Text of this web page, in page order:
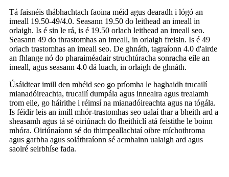
Tá faisnéis thábhachtach faoina méid agus dearadh i lógó an
imeall 19.50-49/4.0. Seasann 19.50 do leithead an imeall in
orlaigh. Is é sin le rá, is é 19.50 orlach leithead an imeall seo.
Seasann 49 do thrastomhas an imeall, in orlaigh freisin. Is é 49
orlach trastomhas an imeall seo. De ghnáth, tagraíonn 4.0 d'airde
an fhlange nó do pharaiméadair struchtúracha sonracha eile an
imeall, agus seasann 4.0 dá luach, in orlaigh de ghnáth.
Úsáidtear imill den mhéid seo go príomha le haghaidh trucailí
mianadóireachta, trucailí dumpála agus innealra agus trealamh
trom eile, go háirithe i réimsí na mianadóireachta agus na tógála.
Is féidir leis an imill mhór-trastomhas seo ualaí thar a bheith ard a
sheasamh agus tá sé oiriúnach do fheithiclí atá feistithe le boinn
mhóra. Oiriúnaíonn sé do thimpeallachtaí oibre míchothroma
agus garbha agus soláthraíonn sé acmhainn ualaigh ard agus
saolré seirbhíse fada.